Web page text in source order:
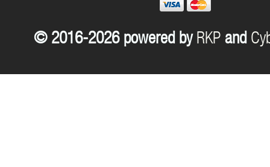
© 2016-2026 powered by RKP and